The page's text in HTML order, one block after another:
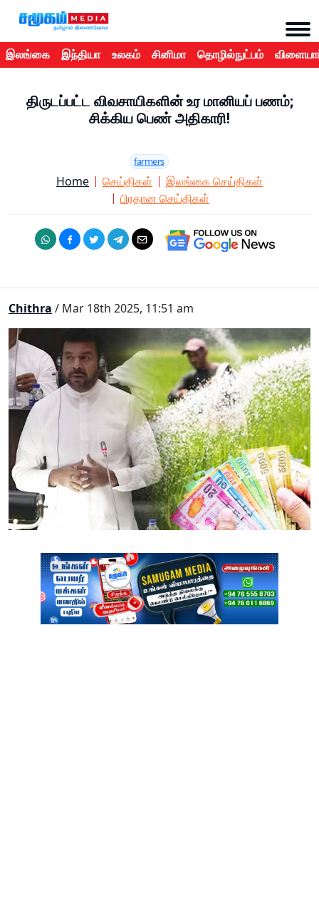
இலங்கை இந்தியா உலகம் சினிமா தொழில்நுட்பம்
திருடப்பட்ட விவசாயிகளின் உர மானியப் பணம்;
சிக்கிய பெண் அதிகாரி!
farmers
Home செய்திகள்
இலங்கை செய்திகள்
பிரதான செய்திகள்
Chithra / Mar 18th 2025, 11:51 am